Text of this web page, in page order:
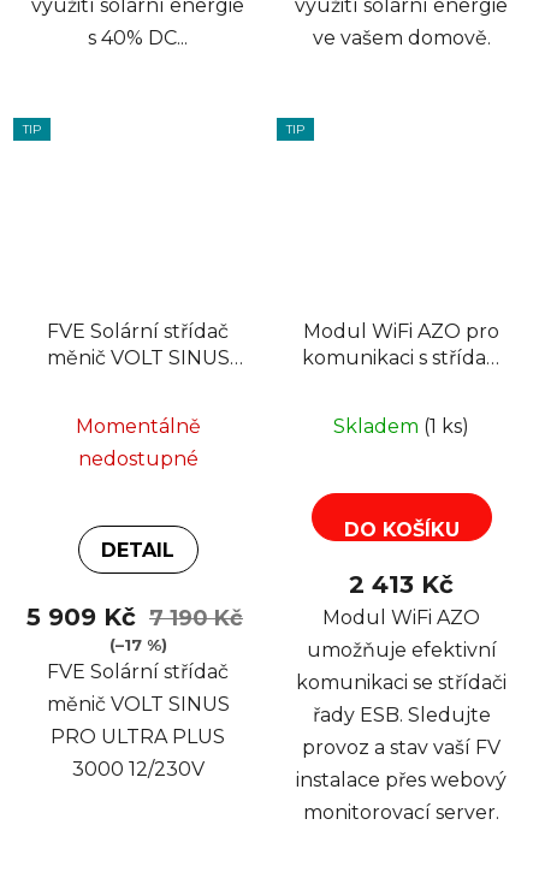
využití solární energie
s 40% DC...
využití solární energie
ve vašem domově.
TIP
FVE Solární střídač
měnič VOLT SINUS
Momentálně
nedostupné
DETAIL
5 909 Kč 7 190 Kč
(–17 %)
FVE Solární střídač
měnič VOLT SINUS
PRO ULTRA PLUS
3000 12/230V
TIP
Modul WiFi AZO pro
komunikaci s střídači
Skladem (1 ks)
DO KOŠÍKU
2 413 Kč
Modul WiFi AZO
umožňuje efektivní
komunikaci se střídači
řady ESB. Sledujte
provoz a stav vaší FV
instalace přes webový
monitorovací server.